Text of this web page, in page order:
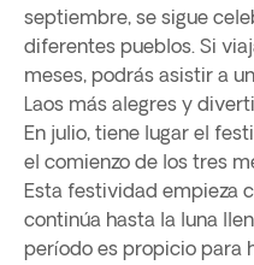
septiembre, se sigue
diferentes pueblos. Si
meses, podrás asistir a
Laos más alegres y
En julio, tiene lugar el
el comienzo de los tres
Esta festividad empieza
continúa hasta la luna
período es propicio para